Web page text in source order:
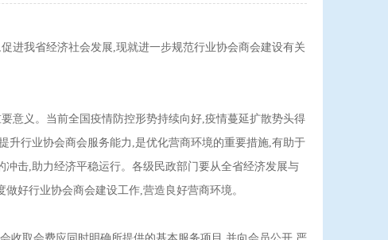
我省经济社会发展,现就进一步规范行业协会商会建设有关
义。当前全国疫情防控形势持续向好,疫情蔓延扩散势头得
升行业协会商会服务能力,是优化营商环境的重要措施,有助于
击,助力经济平稳运行。各级民政部门要从全省经济发展与
好行业协会商会建设工作,营造良好营商环境。